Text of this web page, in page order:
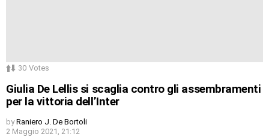
30 Votes
Giulia De Lellis si scaglia contro gli assembramenti
per la vittoria dell’Inter
by Raniero J. De Bortoli
2 Maggio 2021, 21:12